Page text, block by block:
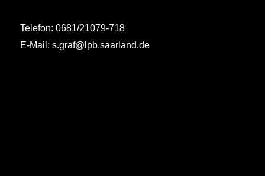
Telefon: 0681/21079-718
E-Mail: s.graf@lpb.saarland.de